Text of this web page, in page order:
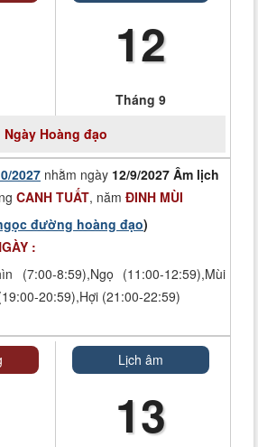
12
Tháng 9
Ngày Hoàng đạo
2027 nhằm ngày 12/9/2027 Âm lịch
CANH TUẤT, năm ĐINH MÙI
đường hoàng đạo)
:
(7:00-8:59),Ngọ (11:00-12:59),Mùi
20:59),Hợi (21:00-22:59)
Lịch âm
13